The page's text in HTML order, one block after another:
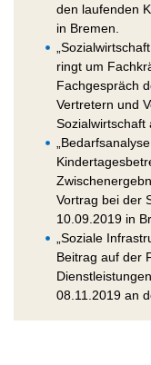
den laufenden
in Bremen.
ringt um
Fachgespräch
Vertretern und
Sozialwirtschaft
Vortrag bei der
10.09.2019 in
„Soziale
Beitrag auf der
08.11.2019 an